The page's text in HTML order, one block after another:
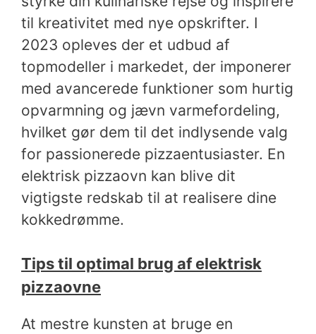
til kreativitet med nye opskrifter. I
2023 opleves der et udbud af
topmodeller i markedet, der imponerer
med avancerede funktioner som hurtig
opvarmning og jævn varmefordeling,
hvilket gør dem til det indlysende valg
for passionerede pizzaentusiaster. En
elektrisk pizzaovn kan blive dit
vigtigste redskab til at realisere dine
kokkedrømme.
Tips til optimal brug af elektrisk
pizzaovne
At mestre kunsten at bruge en